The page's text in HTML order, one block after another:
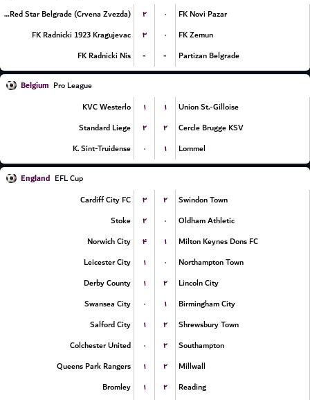
FK Red Star Belgrade (Crvena Zvezda)
۲ ۰
FK Novi Pazar
FK Radnicki 1923 Kragujevac
۳ ۰
FK Zemun
FK Radnicki Nis
- - Partizan Belgrade
Belgium Pro League
KVC Westerlo
۱ ۱
Union St.-Gilloise
Standard Liege
۲ ۲
Cercle Brugge KSV
K. Sint-Truidense
۰ ۱ Lommel
England EFL Cup
Cardiff City FC
۳ ۲
Swindon Town
Stoke
۲ ۰
Oldham Athletic
Norwich City
۴ ۱
Milton Keynes Dons FC
Leicester City
۱ ۰
Northampton Town
Derby County
۱ ۲
Lincoln City
Swansea City
۰ ۱
Birmingham City
Salford City
۱ ۲
Shrewsbury Town
Colchester United
۰ ۲
Southampton
Queens Park Rangers
۱ ۲
Millwall
Bromley
۱ ۲
Reading